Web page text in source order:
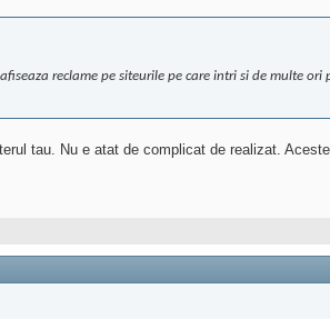
reclame pe siteurile pe care intri si de multe ori
tau. Nu e atat de complicat de realizat.